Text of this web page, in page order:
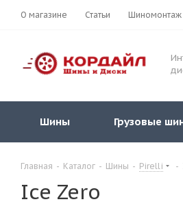
О магазине Статьи Шиномонтаж
Шины Грузовые
Главная - Каталог - Шины - Pirelli -
Ice Zero